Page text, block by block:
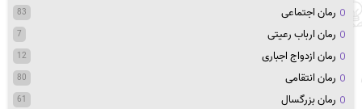
رمان اجتماعی 83
رمان ارباب رعیتی 7
رمان ازدواج اجباری 12
رمان انتقامی 80
رمان بزرگسال 61